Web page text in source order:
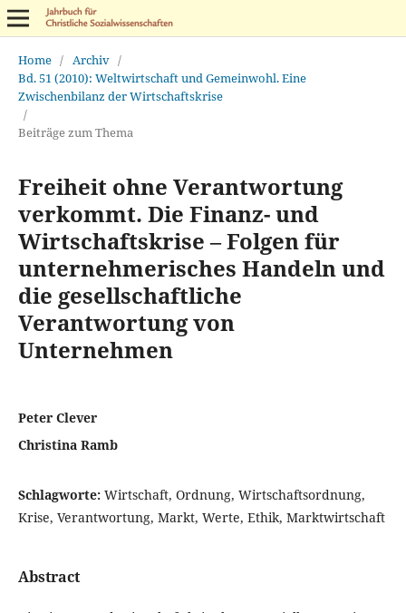
Home / Archiv /
Bd. 51 (2010): Weltwirtschaft und Gemeinwohl. Eine
Zwischenbilanz der Wirtschaftskrise
/
Beiträge zum Thema
Freiheit ohne Verantwortung
verkommt. Die Finanz- und
Wirtschaftskrise – Folgen für
unternehmerisches Handeln und
die gesellschaftliche
Verantwortung von
Unternehmen
Peter Clever
Christina Ramb
Schlagworte: Wirtschaft, Ordnung, Wirtschaftsordnung,
Krise, Verantwortung, Markt, Werte, Ethik, Marktwirtschaft
Abstract